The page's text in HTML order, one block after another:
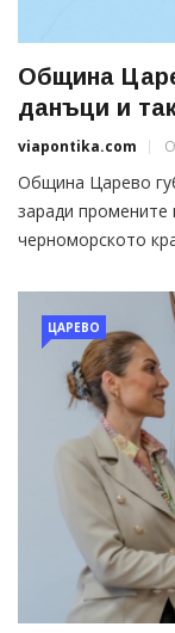
Община
данъци и
viapontika.com
Община Царево
заради промените
черноморското
ЦАРЕВО